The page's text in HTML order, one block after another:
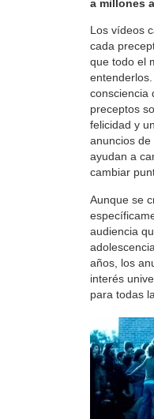
a millones
Los vídeos
cada
que todo el
consciencia
preceptos
felicidad y
anuncios de
ayudan a
cambiar
Aunque se
audiencia
años, los
interés
para todas